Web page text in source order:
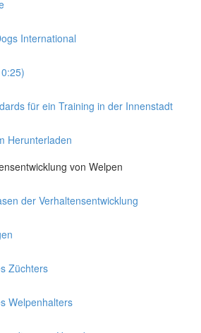
International
für ein Training in der Innenstadt
Herunterladen
von Welpen
der Verhaltensentwicklung
Züchters
Welpenhalters